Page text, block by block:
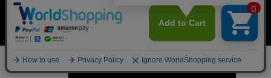
数量 カートに入れる
10:00〜13:00 / 14:00〜16:00（平日のみ）
※16:00以降はお問い合わせフォーム をご利用ください。
〒153-0044 東京都目黒区大橋 2-16-26 1F・2F
写真及び文章の無断使用を禁じます。
Copyright © 2026 SEMPRE DESIGN CO., LTD.All right reserved.